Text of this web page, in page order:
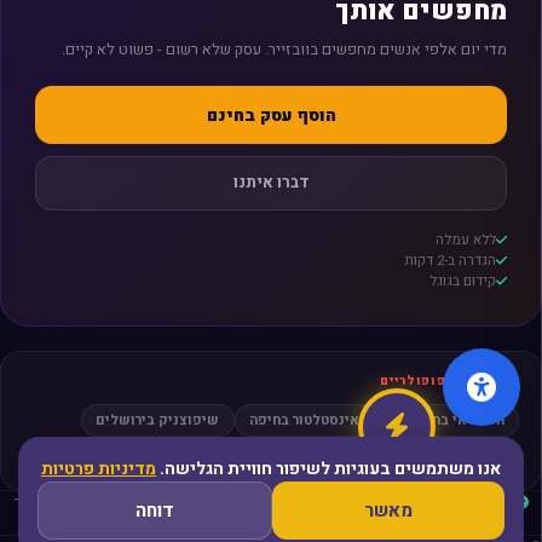
מחפשים אותך
מדי יום אלפי אנשים מחפשים בוובזייר. עסק שלא רשום - פשוט לא קיים.
הוסף עסק בחינם
דברו איתנו
ללא עמלה
הגדרה ב-2 דקות
קידום בגוגל
חיפושים פופולריים
חשמלאי בתל אביב אינסטלטור בחיפה
שיפוצניק בירושלים
עסקים מאומתים ביקורות אמיתיות פריסה ארצית
ללא תיווך
מאובטח ופרטי
אנו משתמשים בעוגיות לשיפור חוויית הגלישה. מדיניות פרטיות
מאשר דוחה